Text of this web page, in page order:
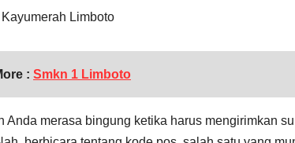
Limboto
: Smkn 1 Limboto
Anda merasa bingung ketika harus mengirimkan